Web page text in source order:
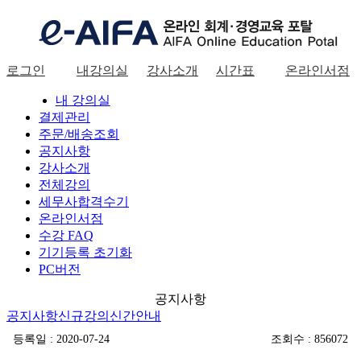
로그인 내강의실 강사소개 시간표 온라인서점
로그인 내 강의실
결제관리
주문/배송조회
공지사항
강사소개
전체강의
세무사합격수기
온라인서점
수강 FAQ
기기등록 초기화
PC버전
공지사항
공지사항신규강의 신간안내
등록일 : 2020-07-24 조회수 : 856072